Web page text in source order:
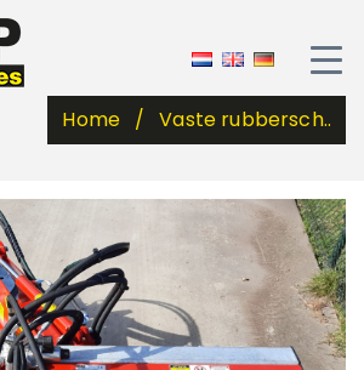
Home Vaste rubbersch..